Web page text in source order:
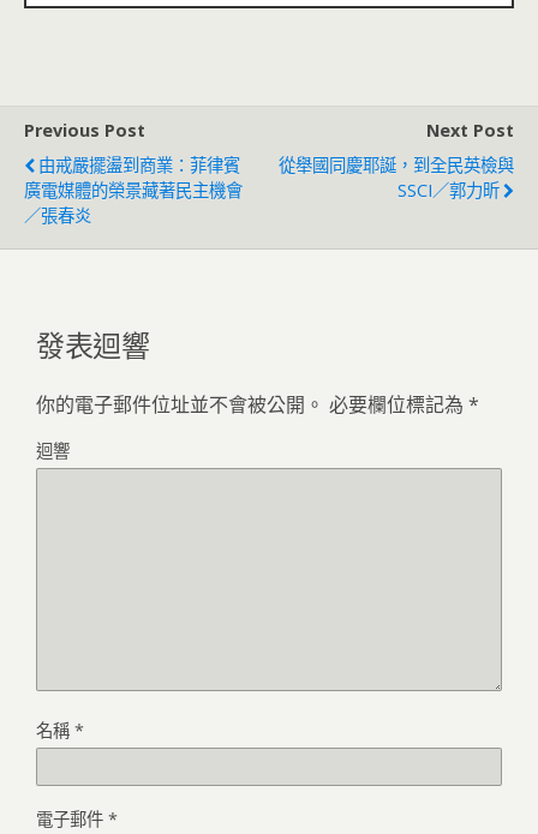
Previous Post
由戒嚴擺盪到商業：菲律賓
廣電媒體的榮景藏著民主機會
／張春炎
Next Post
從舉國同慶耶誕，到全民英檢與
SSCI／郭力昕
發表迴響
你的電子郵件位址並不會被公開。 必要欄位標記為 *
迴響
名稱 *
電子郵件 *